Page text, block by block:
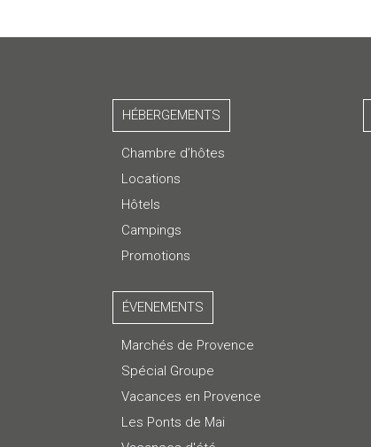
HÉBERGEMENTS
Chambre d’hôtes
Locations
Hôtels
Campings
Promotions
ÉVENEMENTS
Marchés de Provence
Spécial Groupe
Vacances en Provence
Les Ponts de Mai